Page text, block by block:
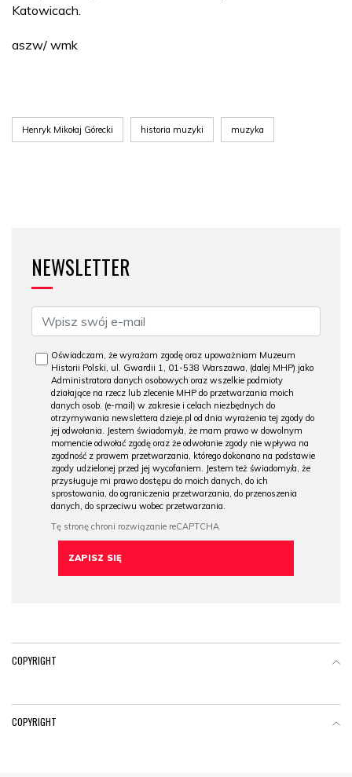
Katowicach.
aszw/ wmk
Henryk Mikołaj Górecki historia muzyki muzyka
NEWSLETTER
Oświadczam, że wyrażam zgodę oraz upoważniam Muzeum
Historii Polski, ul. Gwardii 1, 01-538 Warszawa, (dalej MHP) jako
Administratora danych osobowych oraz wszelkie podmioty
działające na rzecz lub zlecenie MHP do przetwarzania moich
danych osob. (e-mail) w zakresie i celach niezbędnych do
otrzymywania newslettera dzieje.pl od dnia wyrażenia tej zgody do
jej odwołania. Jestem świadomy/a, że mam prawo w dowolnym
momencie odwołać zgodę oraz że odwołanie zgody nie wpływa na
zgodność z prawem przetwarzania, którego dokonano na podstawie
zgody udzielonej przed jej wycofaniem. Jestem też świadomy/a, że
przysługuje mi prawo dostępu do moich danych, do ich
sprostowania, do ograniczenia przetwarzania, do przenoszenia
danych, do sprzeciwu wobec przetwarzania.
COPYRIGHT
COPYRIGHT